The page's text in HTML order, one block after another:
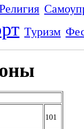
Туризм
101